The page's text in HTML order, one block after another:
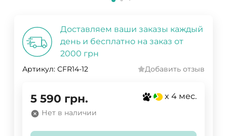
Доставляем ваши заказы каждый
день и бесплатно на заказ от
2000 грн
Артикул: CFR14-12 Добавить отзыв
5 590 грн. x 4 мес.
Нет в наличии